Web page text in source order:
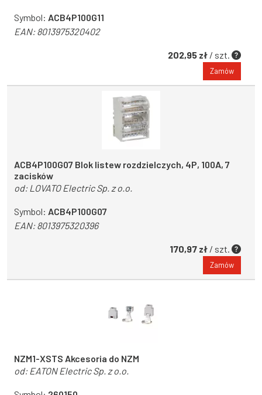
Symbol: ACB4P100G11
EAN:8013975320402
202,95 zł / szt.
Zamów
ACB4P100G07 Blok listew rozdzielczych, 4P, 100A, 7
zacisków
od: LOVATO Electric Sp. z o.o.
Symbol: ACB4P100G07
EAN:8013975320396
170,97 zł / szt.
Zamów
NZM1-XSTS Akcesoria do NZM
od: EATON Electric Sp. z o.o.